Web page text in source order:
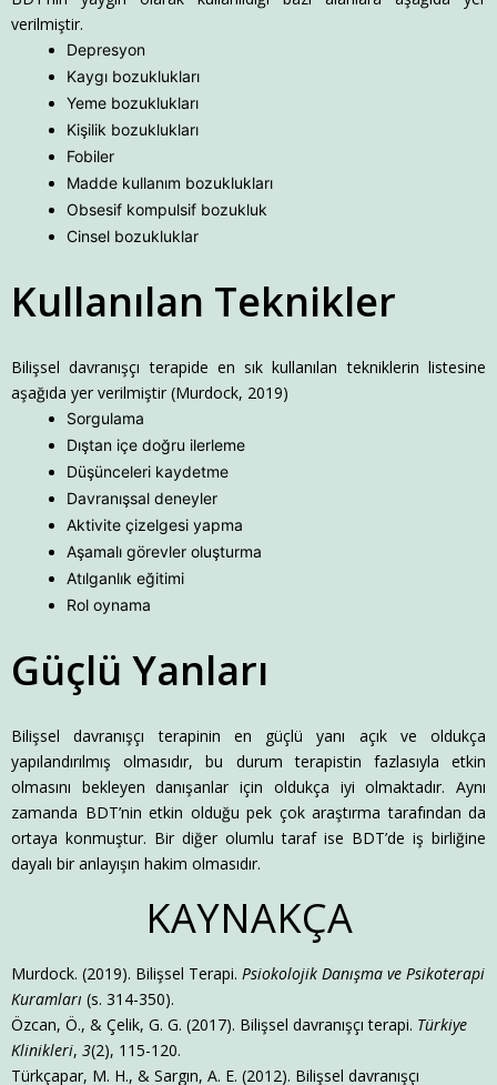
verilmiştir.
Depresyon
Kaygı bozuklukları
Yeme bozuklukları
Kişilik bozuklukları
Fobiler
Madde kullanım bozuklukları
Obsesif kompulsif bozukluk
Cinsel bozukluklar
Kullanılan Teknikler
Bilişsel davranışçı terapide en sık kullanılan tekniklerin listesine
aşağıda yer verilmiştir (Murdock, 2019)
Sorgulama
Dıştan içe doğru ilerleme
Düşünceleri kaydetme
Davranışsal deneyler
Aktivite çizelgesi yapma
Aşamalı görevler oluşturma
Atılganlık eğitimi
Rol oynama
Güçlü Yanları
Bilişsel davranışçı terapinin en güçlü yanı açık ve oldukça
yapılandırılmış olmasıdır, bu durum terapistin fazlasıyla etkin
olmasını bekleyen danışanlar için oldukça iyi olmaktadır. Aynı
zamanda BDT’nin etkin olduğu pek çok araştırma tarafından da
ortaya konmuştur. Bir diğer olumlu taraf ise BDT’de iş birliğine
dayalı bir anlayışın hakim olmasıdır.
KAYNAKÇA
Murdock. (2019). Bilişsel Terapi. Psiokolojik Danışma ve Psikoterapi
Kuramları (s. 314-350).
Özcan, Ö., & Çelik, G. G. (2017). Bilişsel davranışçı terapi. Türkiye
Klinikleri, 3(2), 115-120.
Türkçapar, M. H., & Sargın, A. E. (2012). Bilişsel davranışçı